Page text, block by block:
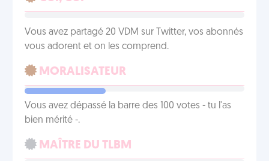
Vous avez partagé 20 VDM sur Twitter, vos abonnés
vous adorent et on les comprend.
MORALISATEUR
Vous avez dépassé la barre des 100 votes - tu l'as
bien mérité -.
MAÎTRE DU TLBM